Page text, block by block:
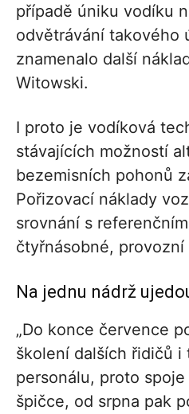
případě úniku vodíku
odvětrávání takového
znamenalo další
Witowski.
I proto je vodíková
stávajících možností
bezemisních pohonů
Pořizovací náklady
srovnání s
čtyřnásobné,
Na jednu nádrž
„Do konce července
školení dalších řidičů i
personálu, proto
špičce, od srpna pak